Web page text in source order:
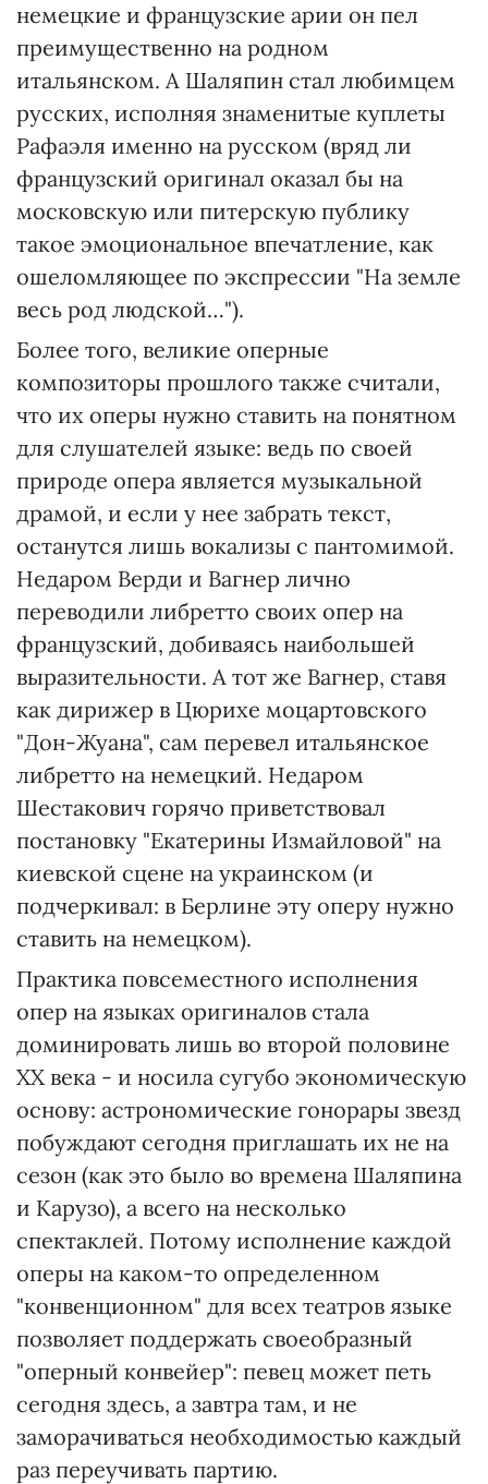
немецкие и французские арии он пел
преимущественно на родном
итальянском. А Шаляпин стал любимцем
русских, исполняя знаменитые куплеты
Рафаэля именно на русском (вряд ли
французский оригинал оказал бы на
московскую или питерскую публику
такое эмоциональное впечатление, как
ошеломляющее по экспрессии "На земле
весь род людской…").
Более того, великие оперные
композиторы прошлого также считали,
что их оперы нужно ставить на понятном
для слушателей языке: ведь по своей
природе опера является музыкальной
драмой, и если у нее забрать текст,
останутся лишь вокализы с пантомимой.
Недаром Верди и Вагнер лично
переводили либретто своих опер на
французский, добиваясь наибольшей
выразительности. А тот же Вагнер, ставя
как дирижер в Цюрихе моцартовского
"Дон-Жуана", сам перевел итальянское
либретто на немецкий. Недаром
Шестакович горячо приветствовал
постановку "Екатерины Измайловой" на
киевской сцене на украинском (и
подчеркивал: в Берлине эту оперу нужно
ставить на немецком).
Практика повсеместного исполнения
опер на языках оригиналов стала
доминировать лишь во второй половине
ХХ века - и носила сугубо экономическую
основу: астрономические гонорары звезд
побуждают сегодня приглашать их не на
сезон (как это было во времена Шаляпина
и Карузо), а всего на несколько
спектаклей. Потому исполнение каждой
оперы на каком-то определенном
"конвенционном" для всех театров языке
позволяет поддержать своеобразный
"оперный конвейер": певец может петь
сегодня здесь, а завтра там, и не
заморачиваться необходимостью каждый
раз переучивать партию.